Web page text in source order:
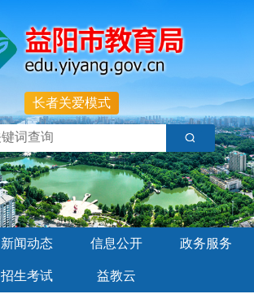
长者关爱模式
新闻动态 信息公开 政务服务
招生考试 益教云